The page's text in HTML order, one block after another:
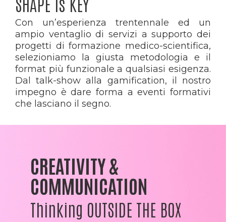
Con un’esperienza trentennale ed un
ampio ventaglio di servizi a supporto dei
progetti di formazione medico-scientifica,
selezioniamo la giusta metodologia e il
format più funzionale a qualsiasi esigenza.
Dal talk-show alla gamification, il nostro
impegno è dare forma a eventi formativi
che lasciano il segno.
CREATIVITY &
COMMUNICATION
Thinking OUTSIDE THE BOX